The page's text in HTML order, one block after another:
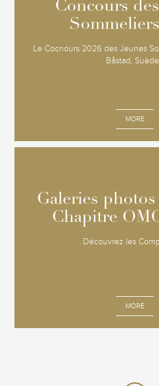
Concours
Le Cocnours 2026 des Jeunes
Båstad,
MORE
Concours
Galeries
Chapitre
Découvrez les
MORE
Galeries
Chapitre